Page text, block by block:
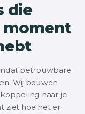
die
moment
betrouwbare
Wij bouwen
naar je
ziet hoe het er